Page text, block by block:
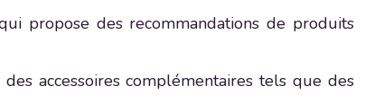
propose des recommandations de produits
accessoires complémentaires tels que des